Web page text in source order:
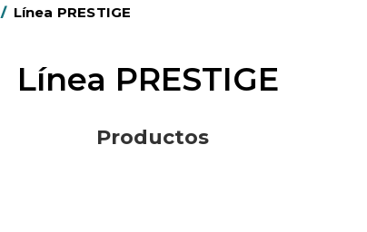
/ Línea PRESTIGE
Línea PRESTIGE
Productos